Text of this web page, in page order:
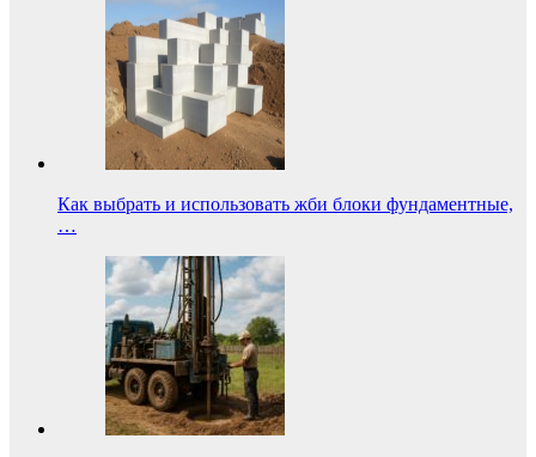
Как выбрать и использовать жби блоки фундаментные,
…